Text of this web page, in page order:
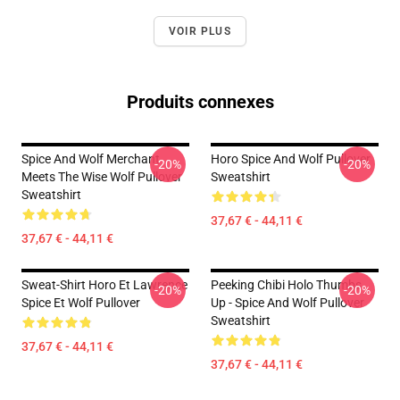
VOIR PLUS
Produits connexes
Spice And Wolf Merchant
Meets The Wise Wolf Pullover
Sweatshirt
37,67 € - 44,11 €
-20%
Horo Spice And Wolf Pullover
Sweatshirt
37,67 € - 44,11 €
-20%
Sweat-Shirt Horo Et Lawrence
Spice Et Wolf Pullover
37,67 € - 44,11 €
-20%
Peeking Chibi Holo Thumbs
Up - Spice And Wolf Pullover
Sweatshirt
37,67 € - 44,11 €
-20%